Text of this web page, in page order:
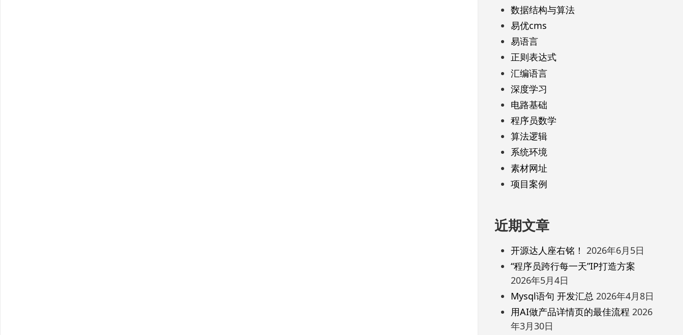
数据结构与算法
易优cms
易语言
正则表达式
汇编语言
深度学习
电路基础
程序员数学
算法逻辑
系统环境
素材网址
项目案例
近期文章
开源达人座右铭！ 2026年6月5日
“程序员跨行每一天”IP打造方案
2026年5月4日
Mysql语句 开发汇总 2026年4月8日
用AI做产品详情页的最佳流程 2026
年3月30日